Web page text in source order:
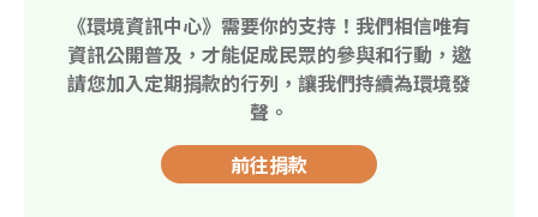
《環境資訊中心》需要你的支持！我們相信唯有
資訊公開普及，才能促成民眾的參與和行動，邀
請您加入定期捐款的行列，讓我們持續為環境發
聲。
前往捐款